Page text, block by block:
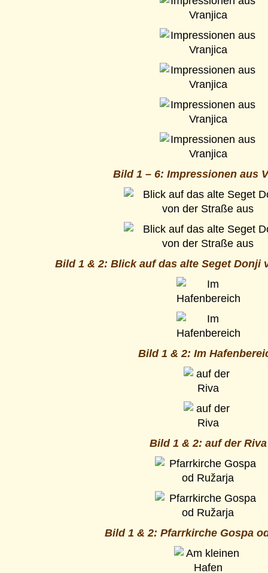
Bild 1 – 6: Impressionen aus
Bild 1 & 2: Blick auf das alte Seget Donji
Bild 1 & 2: Im
Bild 1 & 2: auf der Riva
Bild 1 & 2: Pfarrkirche Gospa